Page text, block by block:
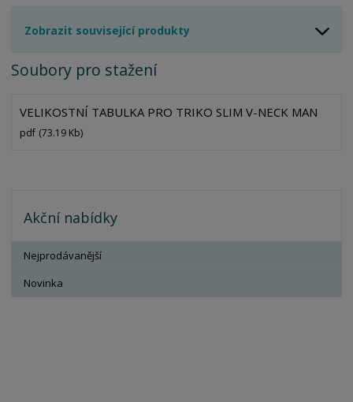
Zobrazit související produkty
Soubory pro stažení
VELIKOSTNÍ TABULKA PRO TRIKO SLIM V-NECK MAN
pdf (73.19 Kb)
Akční nabídky
Nejprodávanější
Novinka